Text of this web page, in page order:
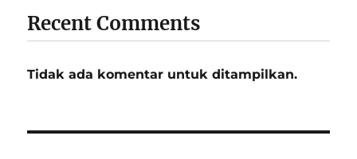
Recent Comments
Tidak ada komentar untuk ditampilkan.